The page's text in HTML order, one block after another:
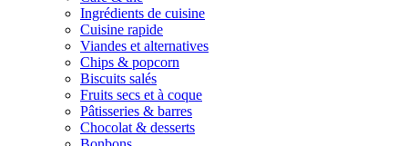
Ingrédients de cuisine
Cuisine rapide
Viandes et alternatives
Chips & popcorn
Biscuits salés
Fruits secs et à coque
Pâtisseries & barres
Chocolat & desserts